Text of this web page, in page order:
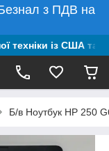
з ПДВ на
техніки із США та
Б/в Ноутбук HP 250